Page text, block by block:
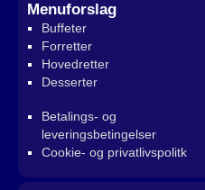
Menuforslag
Buffeter
Forretter
Hovedretter
Desserter
Betalings- og
leveringsbetingelser
Cookie- og privatlivspolitk